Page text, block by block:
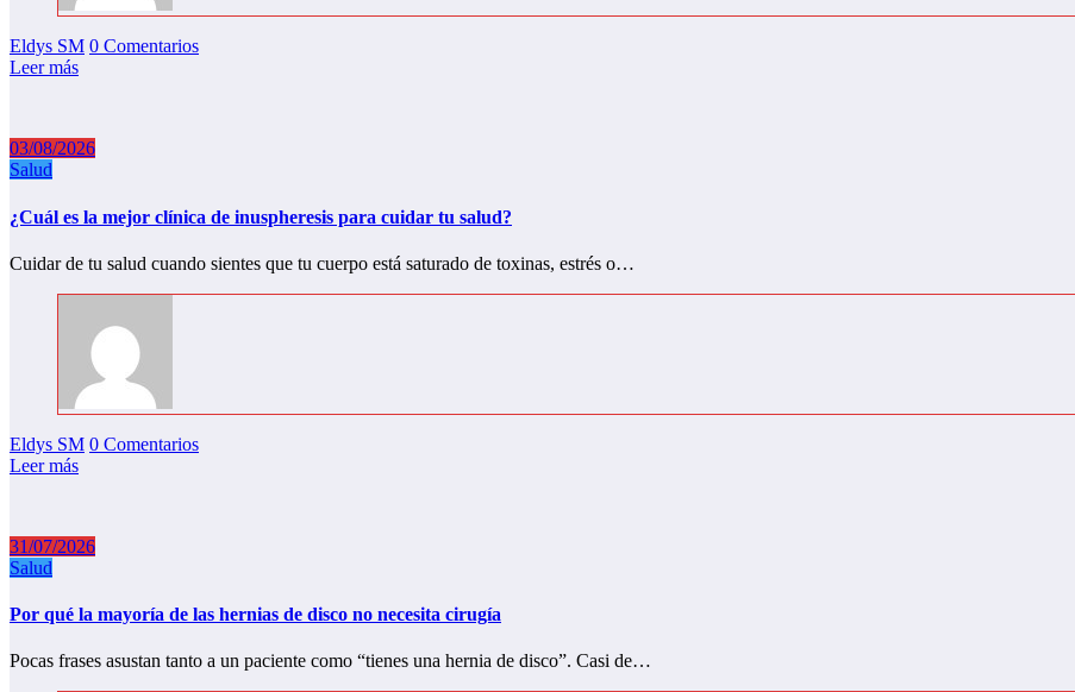
Eldys SM 0 Comentarios
Leer más
03/08/2026
Salud
¿Cuál es la mejor clínica de inuspheresis para cuidar tu salud?
Cuidar de tu salud cuando sientes que tu cuerpo está saturado de toxinas, estrés o…
Eldys SM 0 Comentarios
Leer más
31/07/2026
Salud
Por qué la mayoría de las hernias de disco no necesita cirugía
Pocas frases asustan tanto a un paciente como “tienes una hernia de disco”. Casi de…